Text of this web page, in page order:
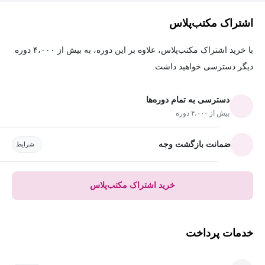
اشتراک مکتب‌پلاس
با خرید اشتراک مکتب‌پلاس، علاوه بر این دوره، به بیش از ۴،۰۰۰ دوره
دیگر دسترسی خواهید داشت.
دسترسی به تمام دوره‌ها
بیش از ۴،۰۰۰ دوره
ضمانت بازگشت وجه شرایط
خرید اشتراک مکتب‌پلاس
خدمات پرداخت